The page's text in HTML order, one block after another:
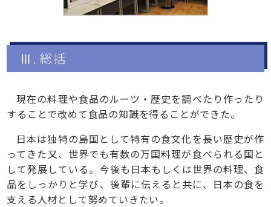
Ⅲ. 総括
現在の料理や食品のルーツ・歴史を調べたり作ったり
することで改めて食品の知識を得ることができた。
日本は独特の島国として特有の食文化を長い歴史が作
ってきた又、世界でも有数の万国料理が食べられる国と
して発展している。今後も日本もしくは世界の料理、食
品をしっかりと学び、後輩に伝えると共に、日本の食を
支える人材として努めていきたい。